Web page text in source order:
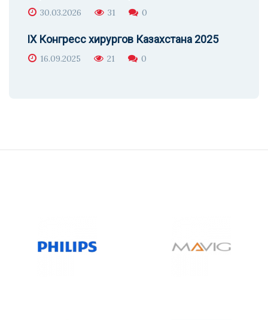
30.03.2026 31 0
IX Конгресс хирургов Казахстана 2025
16.09.2025 21 0